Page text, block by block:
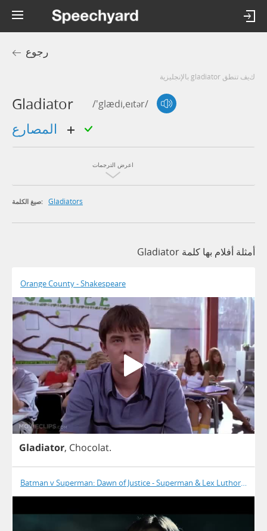
رجوع
كيف تنطق gladiator بالإنجليزية
Gladiator /'glædi,eɪtər/
اعرض الترجمات
صيغ الكلمة: Gladiators
أمثلة أفلام بها كلمة Gladiator
Orange County - Shakespeare
Gladiator, Chocolat.
Batman v Superman: Dawn of Justice - Superman & Lex Luthor at